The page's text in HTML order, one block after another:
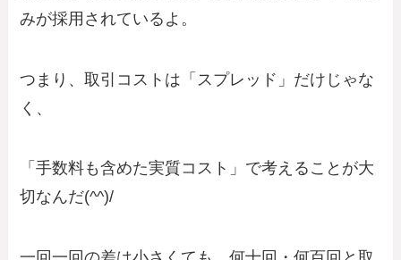
みが採用されているよ。
つまり、取引コストは「スプレッド」だけじゃな
く、
「手数料も含めた実質コスト」で考えることが大
切なんだ(^^)/